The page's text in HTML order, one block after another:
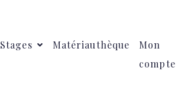
Stages Matériauthèque
Mon
compte